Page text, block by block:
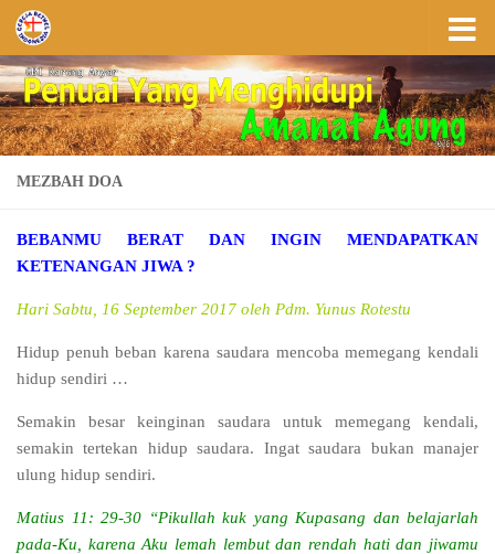
Skip to content
MEZBAH DOA
BEBANMU BERAT DAN INGIN MENDAPATKAN
KETENANGAN JIWA ?
Hari Sabtu, 16 September 2017 oleh Pdm. Yunus Rotestu
Hidup penuh beban karena saudara mencoba memegang kendali
hidup sendiri …
Semakin besar keinginan saudara untuk memegang kendali,
semakin tertekan hidup saudara. Ingat saudara bukan manajer
ulung hidup sendiri.
Matius 11: 29-30 “Pikullah kuk yang Kupasang dan belajarlah
pada-Ku, karena Aku lemah lembut dan rendah hati dan jiwamu